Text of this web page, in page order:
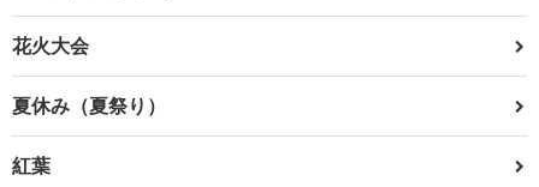
花火大会
夏休み（夏祭り）
紅葉